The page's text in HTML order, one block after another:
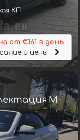
КП
от €161 в день
и цены
М-